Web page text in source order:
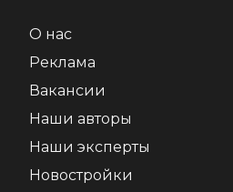
О нас
Реклама
Вакансии
Наши авторы
Наши эксперты
Новостройки